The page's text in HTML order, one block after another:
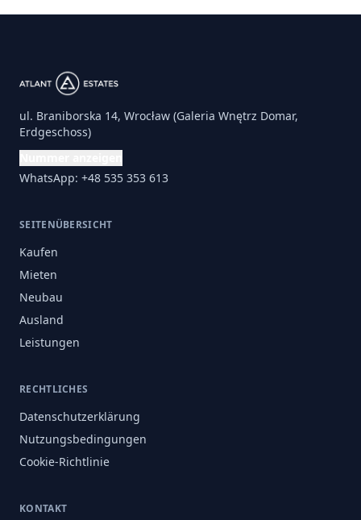
ul. Braniborska 14, Wrocław (Galeria Wnętrz Domar,
Erdgeschoss)
WhatsApp: +48 535 353 613
SEITENÜBERSICHT
Kaufen
Mieten
Neubau
Ausland
Leistungen
RECHTLICHES
Datenschutzerklärung
Nutzungsbedingungen
Cookie-Richtlinie
KONTAKT